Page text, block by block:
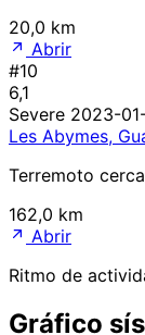
20,0 km
Abrir
#10
6,1
Severe 2023-
Les Abymes,
Terremoto
162,0 km
Abrir
Ritmo de
Gráfico